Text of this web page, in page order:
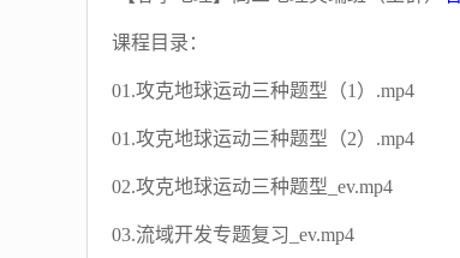
课程目录：
01.攻克地球运动三种题型（1）.mp4
01.攻克地球运动三种题型（2）.mp4
02.攻克地球运动三种题型_ev.mp4
03.流域开发专题复习_ev.mp4